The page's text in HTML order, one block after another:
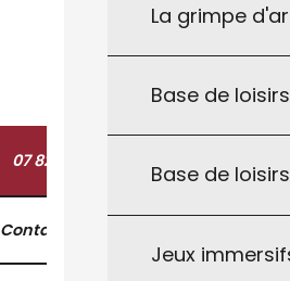
La grimpe
Base de
Base de
Jeux
07 82 17 74
Contactez-nous